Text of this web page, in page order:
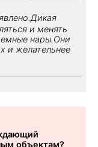
и менять
нары.Они
и желательнее
объектам?